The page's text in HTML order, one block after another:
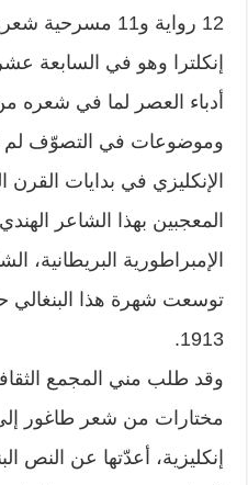
12 رواية و11
إنكلترا وهو في السابعة
أدباء العصر لما في
وموضوعات في التصوّف لم
الإنكليزي في بدايات
المعجبين بهذا الشاعر
الإمبراطورية البريطانية،
توسعت شهرة هذا البنغالي
1913.
وقد طلب مني المجمع
مختارات من شعر طاغور
إنكليزية، أعدّتها عن النص